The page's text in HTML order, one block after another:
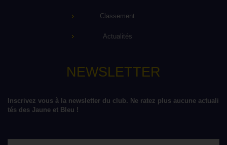
Classement
Actualités
NEWSLETTER
Inscrivez vous à la newsletter du club. Ne ratez plus aucune actuali
tés des Jaune et Bleu !